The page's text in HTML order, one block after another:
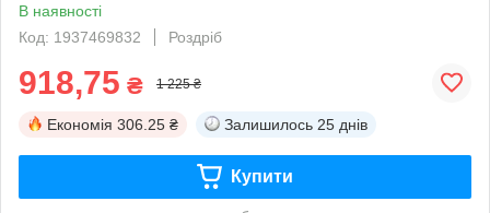
В наявності
Код: 1937469832
Роздріб
918,75 ₴ 1 225 ₴
Економія 306.25 ₴ Залишилось 25 днів
Купити